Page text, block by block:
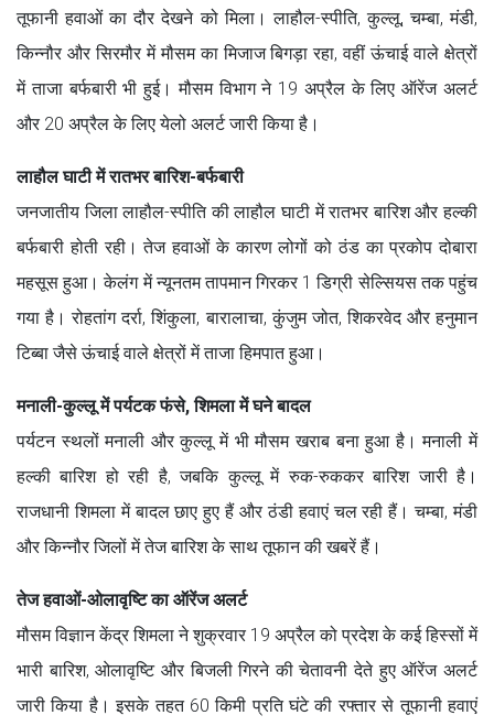
तूफानी हवाओं का दौर देखने को मिला। लाहौल-स्पीति, कुल्लू, चम्बा, मंडी,
किन्नौर और सिरमौर में मौसम का मिजाज बिगड़ा रहा, वहीं ऊंचाई वाले क्षेत्रों
में ताजा बर्फबारी भी हुई। मौसम विभाग ने 19 अप्रैल के लिए ऑरेंज अलर्ट
और 20 अप्रैल के लिए येलो अलर्ट जारी किया है।
लाहौल घाटी में रातभर बारिश-बर्फबारी
जनजातीय जिला लाहौल-स्पीति की लाहौल घाटी में रातभर बारिश और हल्की
बर्फबारी होती रही। तेज हवाओं के कारण लोगों को ठंड का प्रकोप दोबारा
महसूस हुआ। केलंग में न्यूनतम तापमान गिरकर 1 डिग्री सेल्सियस तक पहुंच
गया है। रोहतांग दर्रा, शिंकुला, बारालाचा, कुंजुम जोत, शिकरवेद और हनुमान
टिब्बा जैसे ऊंचाई वाले क्षेत्रों में ताजा हिमपात हुआ।
मनाली-कुल्लू में पर्यटक फंसे, शिमला में घने बादल
पर्यटन स्थलों मनाली और कुल्लू में भी मौसम खराब बना हुआ है। मनाली में
हल्की बारिश हो रही है, जबकि कुल्लू में रुक-रुककर बारिश जारी है।
राजधानी शिमला में बादल छाए हुए हैं और ठंडी हवाएं चल रही हैं। चम्बा, मंडी
और किन्नौर जिलों में तेज बारिश के साथ तूफान की खबरें हैं।
तेज हवाओं-ओलावृष्टि का ऑरेंज अलर्ट
मौसम विज्ञान केंद्र शिमला ने शुक्रवार 19 अप्रैल को प्रदेश के कई हिस्सों में
भारी बारिश, ओलावृष्टि और बिजली गिरने की चेतावनी देते हुए ऑरेंज अलर्ट
जारी किया है। इसके तहत 60 किमी प्रति घंटे की रफ्तार से तूफानी हवाएं